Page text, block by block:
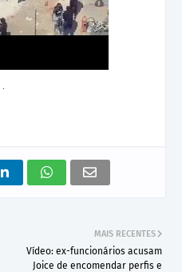
MAIS RECENTES
Vídeo: ex-funcionários acusam
Joice de encomendar perfis e